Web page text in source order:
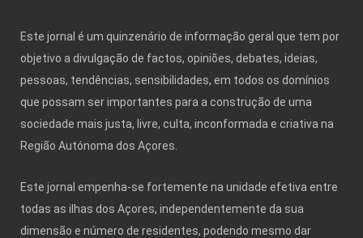
Este jornal é um quinzenário de informação geral que tem por
objetivo a divulgação de factos, opiniões, debates, ideias,
pessoas, tendências, sensibilidades, em todos os domínios
que possam ser importantes para a construção de uma
sociedade mais justa, livre, culta, inconformada e criativa na
Região Autónoma dos Açores.
Este jornal empenha-se fortemente na unidade efetiva entre
todas as ilhas dos Açores, independentemente da sua
dimensão e número de residentes, podendo mesmo dar